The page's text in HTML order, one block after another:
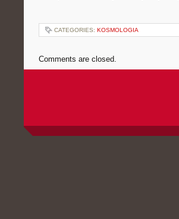
CATEGORIES: KOSMOLOGIA
Comments are closed.